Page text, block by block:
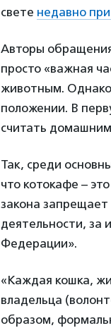
свете недавно
Авторы
просто «важная
животным. Однако
положении. В
считать
Так, среди
что котокафе –
закона
деятельности, за
Федерации».
«Каждая кошка,
владельца
образом,